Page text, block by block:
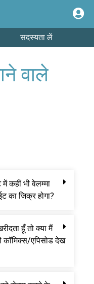
सदस्यता लें
वाले
कहीं भी वेलम्मा
का जिक्र होगा?
हूँ तो क्या मैं
कॉमिक्स/एपिसोड देख